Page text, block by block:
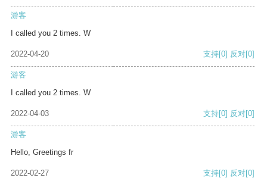
游客
I called you 2 times. W
2022-04-20 支持[0] 反对[0]
游客
I called you 2 times. W
2022-04-03 支持[0] 反对[0]
游客
Hello, Greetings fr
2022-02-27 支持[0] 反对[0]